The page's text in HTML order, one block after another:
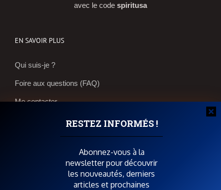
RESTEZ INFORMÉS !
Abonnez-vous à la
newsletter pour découvrir
les nouveautés, derniers
articles et prochaines
avec le code spiritusa
EN SAVOIR PLUS
Qui suis-je ?
Foire aux questions (FAQ)
Me contacter
Réservations et bons plans
Boutique photos
POUR SOUTENIR SPIRIT OF USA